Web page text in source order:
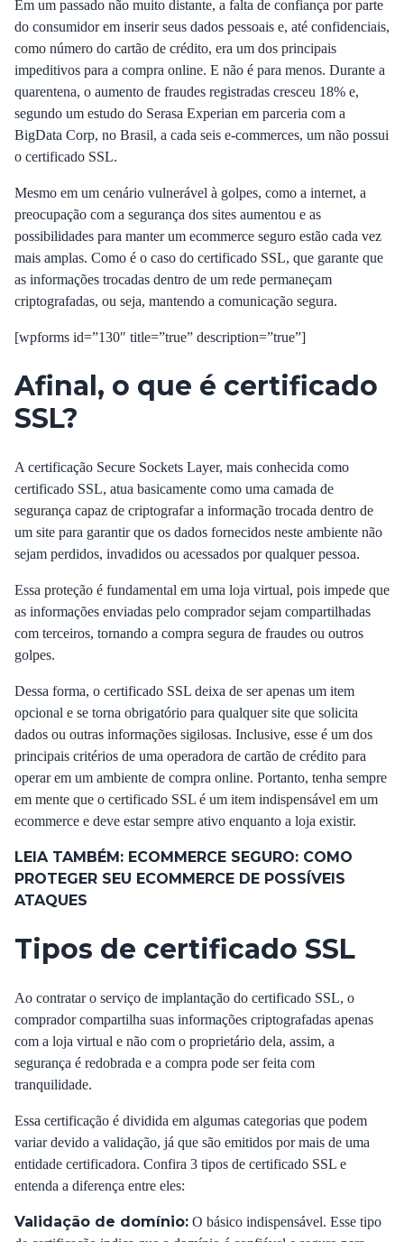
Em um passado não muito distante, a falta de confiança por parte
do consumidor em inserir seus dados pessoais e, até confidenciais,
como número do cartão de crédito, era um dos principais
impeditivos para a compra online. E não é para menos. Durante a
quarentena, o aumento de fraudes registradas cresceu 18% e,
segundo um estudo do Serasa Experian em parceria com a
BigData Corp, no Brasil, a cada seis e-commerces, um não possui
o certificado SSL.
Mesmo em um cenário vulnerável à golpes, como a internet, a
preocupação com a segurança dos sites aumentou e as
possibilidades para manter um ecommerce seguro estão cada vez
mais amplas. Como é o caso do certificado SSL, que garante que
as informações trocadas dentro de um rede permaneçam
criptografadas, ou seja, mantendo a comunicação segura.
[wpforms id=”130″ title=”true” description=”true”]
Afinal, o que é certificado
SSL?
A certificação Secure Sockets Layer, mais conhecida como
certificado SSL, atua basicamente como uma camada de
segurança capaz de criptografar a informação trocada dentro de
um site para garantir que os dados fornecidos neste ambiente não
sejam perdidos, invadidos ou acessados por qualquer pessoa.
Essa proteção é fundamental em uma loja virtual, pois impede que
as informações enviadas pelo comprador sejam compartilhadas
com terceiros, tornando a compra segura de fraudes ou outros
golpes.
Dessa forma, o certificado SSL deixa de ser apenas um item
opcional e se torna obrigatório para qualquer site que solicita
dados ou outras informações sigilosas. Inclusive, esse é um dos
principais critérios de uma operadora de cartão de crédito para
operar em um ambiente de compra online. Portanto, tenha sempre
em mente que o certificado SSL é um item indispensável em um
ecommerce e deve estar sempre ativo enquanto a loja existir.
LEIA TAMBÉM: ECOMMERCE SEGURO: COMO
PROTEGER SEU ECOMMERCE DE POSSÍVEIS
ATAQUES
Tipos de certificado SSL
Ao contratar o serviço de implantação do certificado SSL, o
comprador compartilha suas informações criptografadas apenas
com a loja virtual e não com o proprietário dela, assim, a
segurança é redobrada e a compra pode ser feita com
tranquilidade.
Essa certificação é dividida em algumas categorias que podem
variar devido a validação, já que são emitidos por mais de uma
entidade certificadora. Confira 3 tipos de certificado SSL e
entenda a diferença entre eles:
Validação de domínio: O básico indispensável. Esse tipo